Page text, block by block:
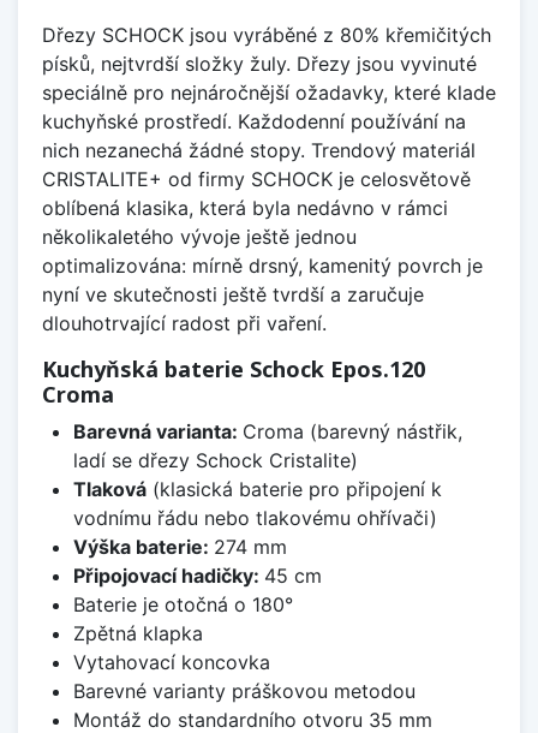
Dřezy SCHOCK jsou vyráběné z 80% křemičitých
písků, nejtvrdší složky žuly. Dřezy jsou vyvinuté
speciálně pro nejnáročnější ožadavky, které klade
kuchyňské prostředí. Každodenní používání na
nich nezanechá žádné stopy. Trendový materiál
CRISTALITE+ od firmy SCHOCK je celosvětově
oblíbená klasika, která byla nedávno v rámci
několikaletého vývoje ještě jednou
optimalizována: mírně drsný, kamenitý povrch je
nyní ve skutečnosti ještě tvrdší a zaručuje
dlouhotrvající radost při vaření.
Kuchyňská baterie Schock Epos.120
Croma
Barevná varianta: Croma (barevný nástřik,
ladí se dřezy Schock Cristalite)
Tlaková(klasická baterie pro připojení k
vodnímu řádu nebo tlakovému ohřívači)
Výška baterie: 274 mm
Připojovací hadičky: 45 cm
Baterie je otočná o 180°
Zpětná klapka
Vytahovací koncovka
Barevné varianty práškovou metodou
Montáž do standardního otvoru 35 mm